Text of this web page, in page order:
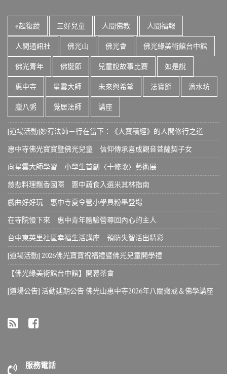
e起復蔬 三好兒童 人間佛教 人間福報
人間通訊社 佛光山 佛光會 佛光緣美術館台中館
佛光青年 佛誕節 兒童說故事比賽 如是說
惠中寺 星雲大師 未來與希望 法寶節 滴水坊
臘八粥 覺居法師 講座
[道場活動]妙宥法師－行在當下：《大寶積經》的人間修行之道
惠中寺佛光寶寶暨佛光兒童 信仰傳承喜成觀音菩薩契子女
向星雲大師學習 小學生首創〈十修歌〉藝術展
慈悲料理飄香國際 惠中蔬食入選米其林指南
戲曲好好玩 惠中寺夏令營小學員粉墨登場
在寺院慢下來 惠中青年體驗營尋回內心的主人
台中東英里社區幸福生活講座 預防失智活出精彩
[道場活動] 2026佛光寶寶祝福禮暨佛光兒童開學禮
【佛光緣美術館台中館】開幕茶會
[道場公告] 活動延期公告 佛光山惠中寺2026年八關齋戒＆佛學講座
服務電話